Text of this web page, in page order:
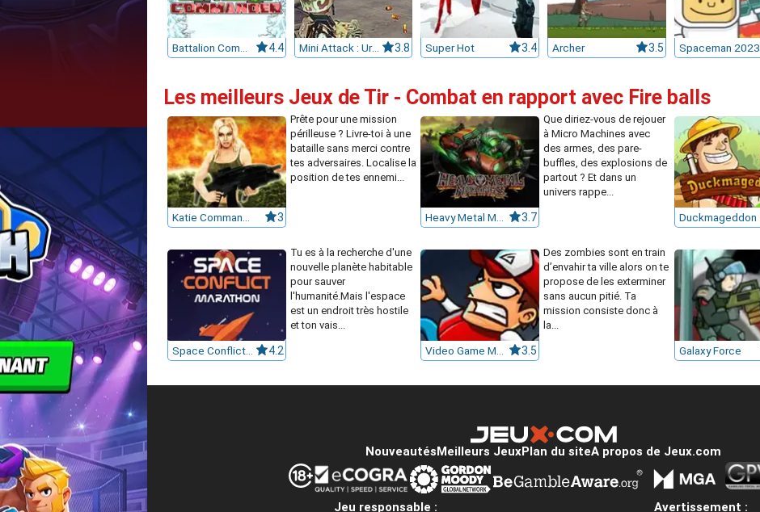
Battalion Commander 4.4 Mini Attack : Urban Combat 3.8 Super Hot 3.4 Archer 3.5 Spaceman 2023
Les meilleurs Jeux de Tir - Combat en rapport avec Fire balls
3
Prête pour une mission
périlleuse ? Livre-toi à une
bataille sans merci contre
tes adversaires. Localise la
position de tes ennemi...
3.7
Que diriez-vous de rejouer
à Micro Machines avec
des armes, des pare-
buffles, des explosions de
partout ? Et dans un
univers rappe...
Duckmageddon
4.2
Tu es à la recherche d'une
nouvelle planète habitable
pour sauver
l'humanité.Mais l'espace
est un endroit très hostile
et ton vais...
3.5
Des zombies sont en train
d’envahir ta ville alors on te
propose de les exterminer
sans aucun pitié. Ta
mission consiste donc à
la...
Galaxy Force
Nouveautés Meilleurs JeuxPlan du siteA propos de Jeux.com
Jeu responsable : Avertissement :